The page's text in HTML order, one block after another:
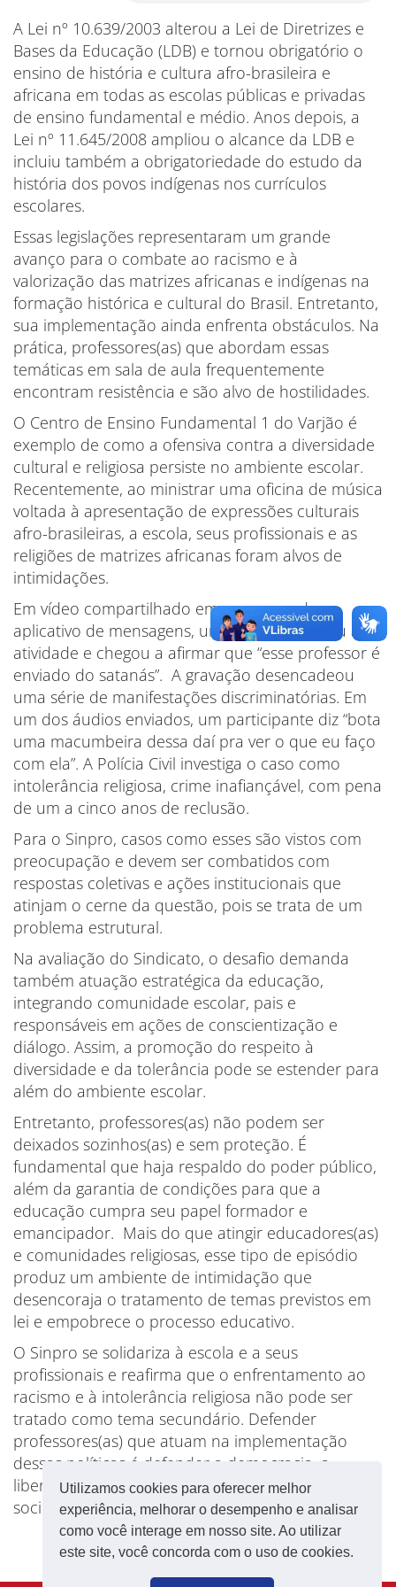
Utilizamos cookies para oferecer melhor
experiência, melhorar o desempenho e analisar
como você interage em nosso site. Ao utilizar
este site, você concorda com o uso de cookies.
A Lei nº 10.639/2003 alterou a Lei de Diretrizes e
Bases da Educação (LDB) e tornou obrigatório o
ensino de história e cultura afro-brasileira e
africana em todas as escolas públicas e privadas
de ensino fundamental e médio. Anos depois, a
Lei nº 11.645/2008 ampliou o alcance da LDB e
incluiu também a obrigatoriedade do estudo da
história dos povos indígenas nos currículos
escolares.
Essas legislações representaram um grande
avanço para o combate ao racismo e à
valorização das matrizes africanas e indígenas na
formação histórica e cultural do Brasil. Entretanto,
sua implementação ainda enfrenta obstáculos. Na
prática, professores(as) que abordam essas
temáticas em sala de aula frequentemente
encontram resistência e são alvo de hostilidades.
O Centro de Ensino Fundamental 1 do Varjão é
exemplo de como a ofensiva contra a diversidade
cultural e religiosa persiste no ambiente escolar.
Recentemente, ao ministrar uma oficina de música
voltada à apresentação de expressões culturais
afro-brasileiras, a escola, seus profissionais e as
religiões de matrizes africanas foram alvos de
intimidações.
Em vídeo compartilhado em um grupo de
aplicativo de mensagens, uma mulher criticou a
atividade e chegou a afirmar que “esse professor é
enviado do satanás”. A gravação desencadeou
uma série de manifestações discriminatórias. Em
um dos áudios enviados, um participante diz “bota
uma macumbeira dessa daí pra ver o que eu faço
com ela”. A Polícia Civil investiga o caso como
intolerância religiosa, crime inafiançável, com pena
de um a cinco anos de reclusão.
Para o Sinpro, casos como esses são vistos com
preocupação e devem ser combatidos com
respostas coletivas e ações institucionais que
atinjam o cerne da questão, pois se trata de um
problema estrutural.
Na avaliação do Sindicato, o desafio demanda
também atuação estratégica da educação,
integrando comunidade escolar, pais e
responsáveis em ações de conscientização e
diálogo. Assim, a promoção do respeito à
diversidade e da tolerância pode se estender para
além do ambiente escolar.
Entretanto, professores(as) não podem ser
deixados sozinhos(as) e sem proteção. É
fundamental que haja respaldo do poder público,
além da garantia de condições para que a
educação cumpra seu papel formador e
emancipador. Mais do que atingir educadores(as)
e comunidades religiosas, esse tipo de episódio
produz um ambiente de intimidação que
desencoraja o tratamento de temas previstos em
lei e empobrece o processo educativo.
O Sinpro se solidariza à escola e a seus
profissionais e reafirma que o enfrentamento ao
racismo e à intolerância religiosa não pode ser
tratado como tema secundário. Defender
professores(as) que atuam na implementação
dessas políticas é defender a democracia, a
liberdade pedagógica e a construção de uma
sociedade mais justa.